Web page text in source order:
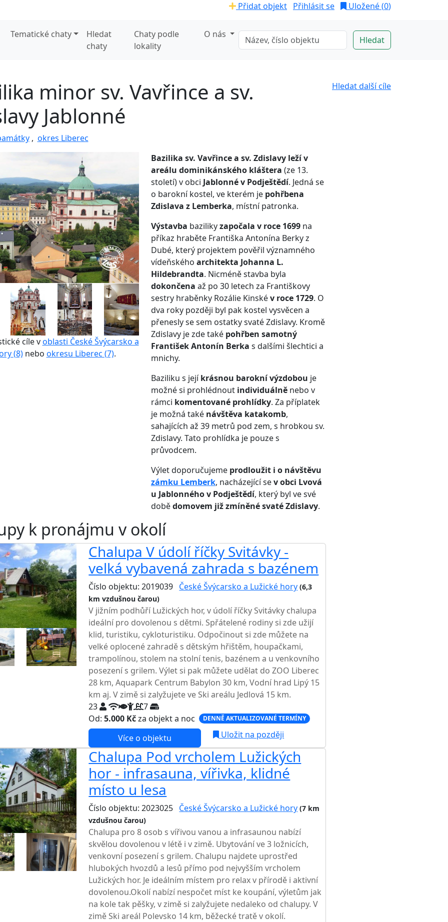
Přidat objekt Přihlásit se Uložené (0)
Tematické chaty
Hledat
chaty
Chaty podle
lokality
O nás
Hledat další cíle
minor sv. Vavřince a sv.
Jablonné
, okres Liberec
cíle voblasti České Švýcarsko a
(8)nebo okresu Liberec (7).
Bazilika sv. Vavřince a sv. Zdislavy leží v
areálu dominikánského kláštera (ze 13.
století) v obci Jablonné v Podještědí. Jedná se
o barokní kostel, ve kterém je pohřbena
Zdislava z Lemberka, místní patronka.
Výstavba bazilikyzapočala v roce 1699 na
příkaz hraběte Františka Antonína Berky z
Dubé, který projektem pověřil významného
vídeňského architekta Johanna L.
Hildebrandta. Nicméně stavba byla
dokončena až po 30 letech za Františkovy
sestry hraběnky Rozálie Kinskév roce 1729. O
dva roky později byl pak kostel vysvěcen a
přenesly se sem ostatky svaté Zdislavy. Kromě
Zdislavy je zde také pohřben samotný
František Antonín Berka s dalšími šlechtici a
mnichy.
Baziliku s jejíkrásnou barokní výzdobou je
možné si prohlédnout individuálně nebo v
rámci komentované prohlídky. Za příplatek
je možná také návštěva katakomb,
sahajících až 39 metrů pod zem, s hrobkou sv.
Zdislavy. Tato prohlídka je pouze s
průvodcem.
Výlet doporučujeme prodloužit i o návštěvu
zámku Lemberk, nacházející sev obci Lvová
u Jablonného v Podještědí, který byl ve své
dobědomovem již zmíněné svaté Zdislavy.
k pronájmu v okolí
Chalupa V údolí říčky Svitávky -
velká vybavená zahrada s bazénem
Číslo objektu: 2019039 České Švýcarsko a Lužické hory (6,3
km vzdušnou čarou)
V jižním podhůří Lužických hor, v údolí říčky Svitávky chalupa
ideální pro dovolenou s dětmi. Spřátelené rodiny si zde užijí
klid, turistiku, cykloturistiku. Odpočinout si zde můžete na
velké oplocené zahradě s dětským hřištěm, houpačkami,
trampolínou, stolem na stolní tenis, bazénem a u venkovního
posezení s grilem. Výlet si pak můžete udělat do ZOO Liberec
28 km, Aquapark Centrum Babylon 30 km, Vodní hrad Lipý 15
km aj. V zimě si zalyžujete ve Ski areálu Jedlová 15 km.
23
7
Od:5.000 Kčza objekt a noc DENNĚ AKTUALIZOVANÉ TERMÍNY
Více o objektu Uložit na později
Chalupa Pod vrcholem Lužických
hor - infrasauna, vířivka, klidné
místo u lesa
Číslo objektu: 2023025 České Švýcarsko a Lužické hory (7 km
vzdušnou čarou)
Chalupa pro 8 osob s vířivou vanou a infrasaunou nabízí
skvělou dovolenou v létě i v zimě. Ubytování ve 3 ložnicích,
venkovní posezení s grilem. Chalupu najdete uprostřed
hlubokých hvozdů a lesů přímo pod nejvyšším vrcholem
Lužických hor. Je ideálním místem pro relax v přírodě i aktivní
dovolenou.Okolí nabízí nespočet míst ke koupání, výletům jak
na kole tak pěšky, v zimě si zalyžujete nedaleko od chalupy. V
zimě Ski areál Polevsko 14 km, běžecké tratě v okolí.